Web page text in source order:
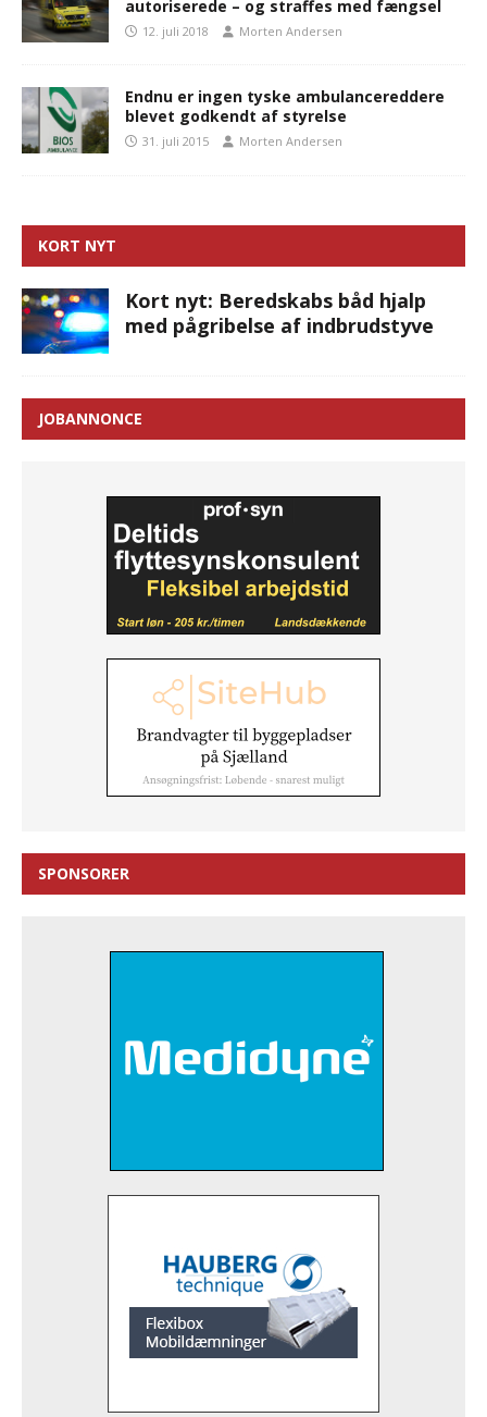
autoriserede – og straffes med fængsel
12. juli 2018 Morten Andersen
Endnu er ingen tyske ambulancereddere
blevet godkendt af styrelse
31. juli 2015 Morten Andersen
KORT NYT
Kort nyt: Beredskabs båd hjalp
med pågribelse af indbrudstyve
JOBANNONCE
SPONSORER